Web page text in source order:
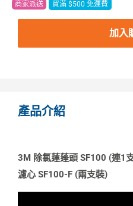
商家派送 買滿 $500 免運費
加入
產品介紹
3M 除氯蓮蓬頭 SF100 (連1
濾心 SF100-F (兩支裝)